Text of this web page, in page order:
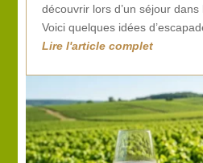
découvrir lors d’un séjour dans
Voici quelques idées